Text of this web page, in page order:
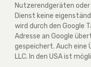
Nutzerendgeräten
Dienst keine
wird durch den Google
Adresse an Google
gespeichert. Auch eine
LLC. In den USA ist